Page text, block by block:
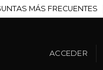
MÁS FRECUENTES
ACCEDER